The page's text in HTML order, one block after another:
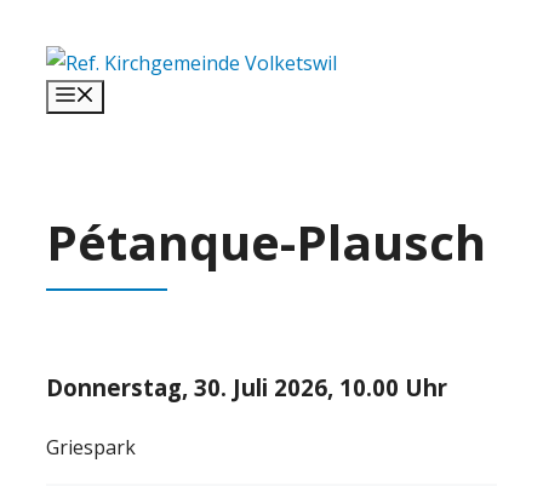
zum
Inhalt
Pétanque-Plausch
Donnerstag, 30. Juli 2026, 10.00 Uhr
Griespark